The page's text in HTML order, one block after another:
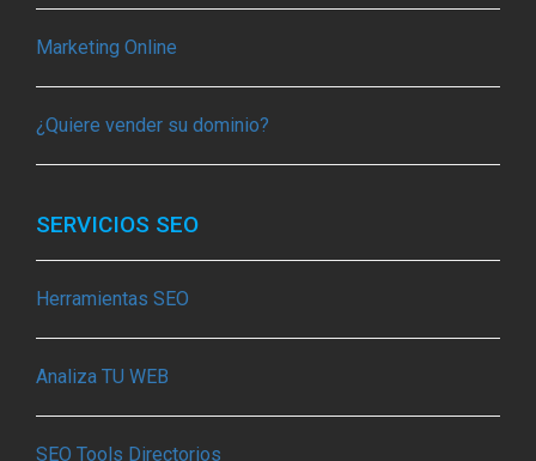
Marketing Online
¿Quiere vender su dominio?
SERVICIOS SEO
Herramientas SEO
Analiza TU WEB
SEO Tools Directorios